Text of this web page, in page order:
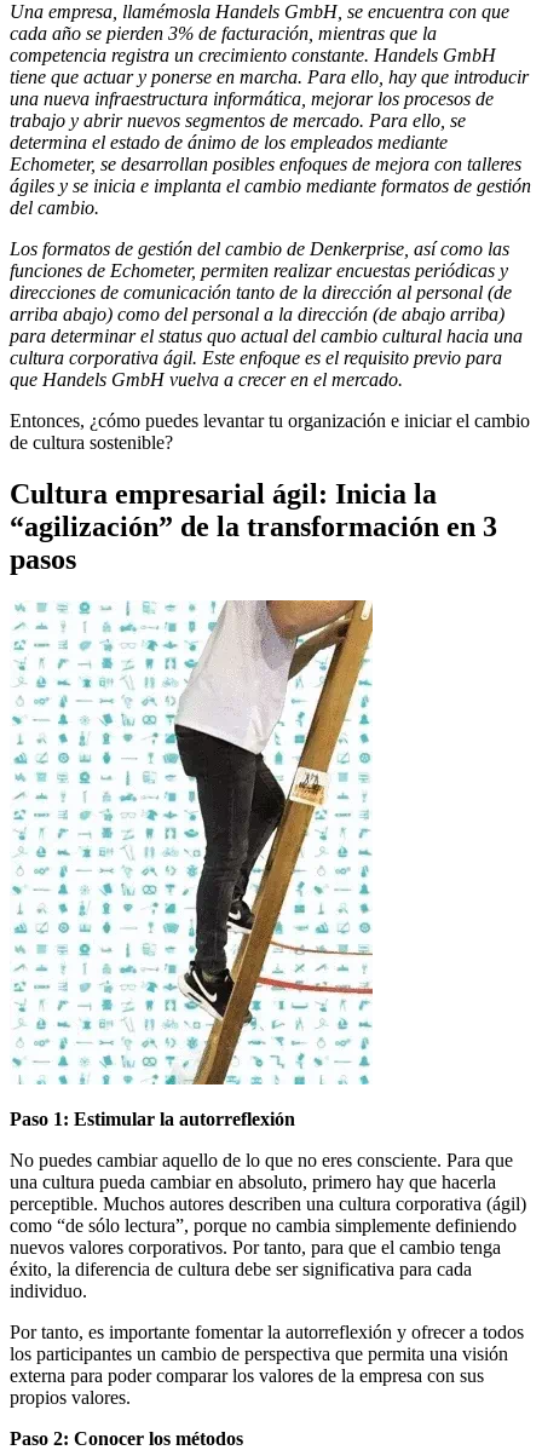
Una empresa, llamémosla Handels GmbH, se encuentra con que
cada año se pierden 3% de facturación, mientras que la
competencia registra un crecimiento constante. Handels GmbH
tiene que actuar y ponerse en marcha. Para ello, hay que introducir
una nueva infraestructura informática, mejorar los procesos de
trabajo y abrir nuevos segmentos de mercado. Para ello, se
determina el estado de ánimo de los empleados mediante
Echometer, se desarrollan posibles enfoques de mejora con talleres
ágiles y se inicia e implanta el cambio mediante formatos de gestión
del cambio.
Los formatos de gestión del cambio de Denkerprise, así como las
funciones de Echometer, permiten realizar encuestas periódicas y
direcciones de comunicación tanto de la dirección al personal (de
arriba abajo) como del personal a la dirección (de abajo arriba)
para determinar el status quo actual del cambio cultural hacia una
cultura corporativa ágil. Este enfoque es el requisito previo para
que Handels GmbH vuelva a crecer en el mercado.
Entonces, ¿cómo puedes levantar tu organización e iniciar el cambio
de cultura sostenible?
Cultura empresarial ágil: Inicia la
“agilización” de la transformación en 3
pasos
Paso 1: Estimular la autorreflexión
No puedes cambiar aquello de lo que no eres consciente. Para que
una cultura pueda cambiar en absoluto, primero hay que hacerla
perceptible. Muchos autores describen una cultura corporativa (ágil)
como “de sólo lectura”, porque no cambia simplemente definiendo
nuevos valores corporativos. Por tanto, para que el cambio tenga
éxito, la diferencia de cultura debe ser significativa para cada
individuo.
Por tanto, es importante fomentar la autorreflexión y ofrecer a todos
los participantes un cambio de perspectiva que permita una visión
externa para poder comparar los valores de la empresa con sus
propios valores.
Paso 2: Conocer los métodos